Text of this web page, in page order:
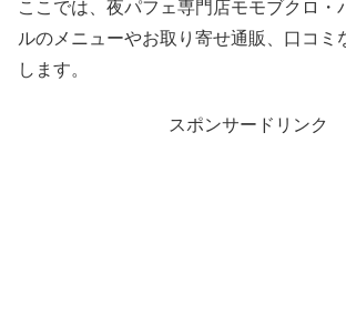
ここでは、夜パフェ専門店モモブクロ・
ルのメニューやお取り寄せ通販、口コミ
します。
スポンサードリンク